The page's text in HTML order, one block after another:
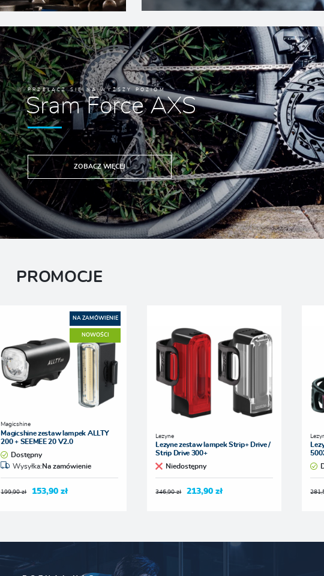
PRZEŁĄCZ SIĘ NA WYŻSZY POZIOM
Sram Force AXS
ZOBACZ WIĘCEJ
PROMOCJE
NA ZAMÓWIENIE
NOWOŚCI
Magicshine
Magicshine zestaw lampek ALLTY
200 + SEEMEE 20 V2.0
Dostępny
Wysyłka:Na zamówienie
199,90 zł 153,90 zł
Lezyne
Lezyne zestaw lampek Strip+ Drive /
Strip Drive 300+
Niedostępny
346,90 zł 213,90 zł